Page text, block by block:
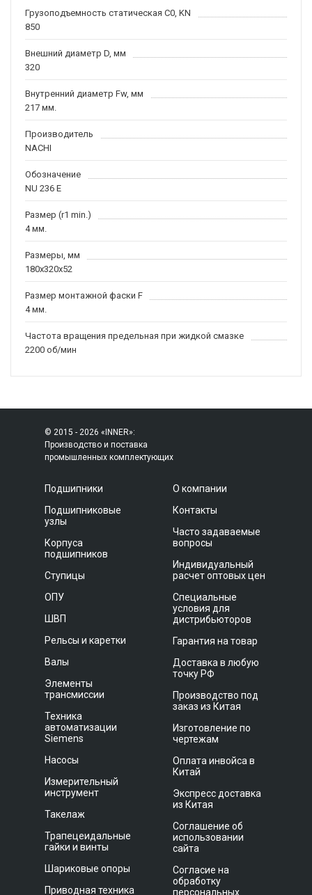
Грузоподъемность статическая C0, KN
850
Внешний диаметр D, мм
320
Внутренний диаметр Fw, мм
217 мм.
Производитель
NACHI
Обозначение
NU 236 E
Размер (r1 min.)
4 мм.
Размеры, мм
180x320x52
Размер монтажной фаски F
4 мм.
Частота вращения предельная при жидкой смазке
2200 об/мин
© 2015 - 2026 «INNER»:
Производство и поставка
промышленных комплектующих
Подшипники
Подшипниковые
узлы
Корпуса
подшипников
Ступицы
ОПУ
ШВП
Рельсы и каретки
Валы
Элементы
трансмиссии
Техника
автоматизации
Siemens
Насосы
Измерительный
инструмент
Такелаж
Трапецеидальные
гайки и винты
Шариковые опоры
Приводная техника
О компании
Контакты
Часто задаваемые
вопросы
Индивидуальный
расчет оптовых цен
Специальные
условия для
дистрибьюторов
Гарантия на товар
Доставка в любую
точку РФ
Производство под
заказ из Китая
Изготовление по
чертежам
Оплата инвойса в
Китай
Экспресс доставка
из Китая
Соглашение об
использовании
сайта
Согласие на
обработку
персональных